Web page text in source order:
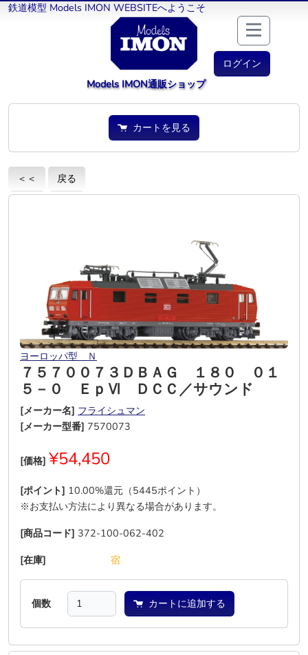
鉄道模型 Models IMON WEBSITEへようこそ
ログイン
Models IMON通販ショップ
カートを見る
＜＜ 戻る
ヨーロッパ型 Ｎ
７５７００７３ＤＢＡＧ １８０ ０１
５－０ ＥｐⅥ ＤＣＣ／サウンド
[メーカー名] フライシュマン
[メーカー型番] 7570073
[価格] ¥54,450
[ポイント] 10.00%還元（5445ポイント）
※お支払い方法により異なる場合があります。
[商品コード] 372-100-062-402
[在庫]
宿
個数 カートに追加する